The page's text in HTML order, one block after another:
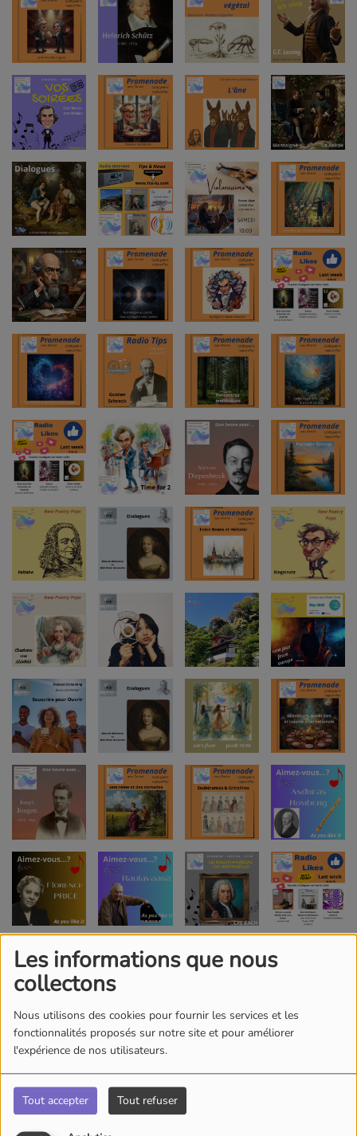
Les informations que nous
collectons
Nous utilisons des cookies pour fournir les services et les
fonctionnalités proposés sur notre site et pour améliorer
l'expérience de nos utilisateurs.
Tout accepter Tout refuser